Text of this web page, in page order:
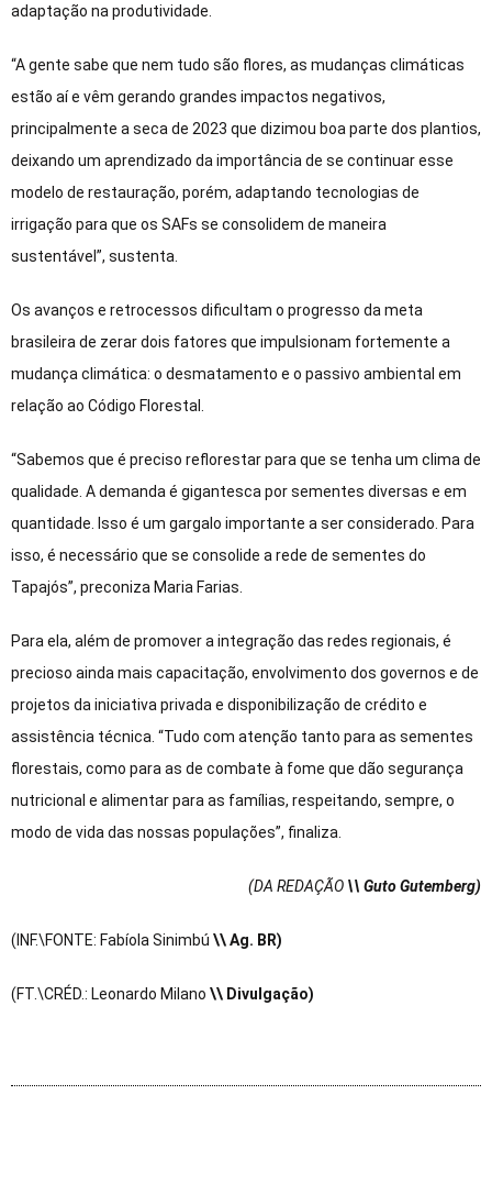
adaptação na produtividade.
“A gente sabe que nem tudo são flores, as mudanças climáticas
estão aí e vêm gerando grandes impactos negativos,
principalmente a seca de 2023 que dizimou boa parte dos plantios,
deixando um aprendizado da importância de se continuar esse
modelo de restauração, porém, adaptando tecnologias de
irrigação para que os SAFs se consolidem de maneira
sustentável”, sustenta.
Os avanços e retrocessos dificultam o progresso da meta
brasileira de zerar dois fatores que impulsionam fortemente a
mudança climática: o desmatamento e o passivo ambiental em
relação ao Código Florestal.
“Sabemos que é preciso reflorestar para que se tenha um clima de
qualidade. A demanda é gigantesca por sementes diversas e em
quantidade. Isso é um gargalo importante a ser considerado. Para
isso, é necessário que se consolide a rede de sementes do
Tapajós”, preconiza Maria Farias.
Para ela, além de promover a integração das redes regionais, é
precioso ainda mais capacitação, envolvimento dos governos e de
projetos da iniciativa privada e disponibilização de crédito e
assistência técnica. “Tudo com atenção tanto para as sementes
florestais, como para as de combate à fome que dão segurança
nutricional e alimentar para as famílias, respeitando, sempre, o
modo de vida das nossas populações”, finaliza.
(DA REDAÇÃO \\ Guto Gutemberg)
(INF.\FONTE: Fabíola Sinimbú \\ Ag. BR)
(FT.\CRÉD.: Leonardo Milano \\ Divulgação)